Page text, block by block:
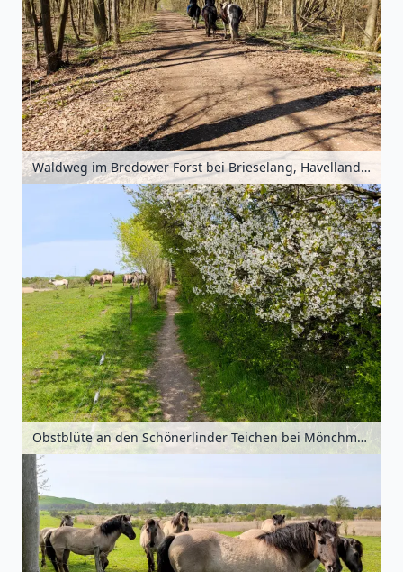
Waldweg im Bredower Forst bei Brieselang, Havelland, Brandenburg, Deutschland
Obstblüte an den Schönerlinder Teichen bei Mönchmühle, Barnimer Land, Brandenburg, Deutschland